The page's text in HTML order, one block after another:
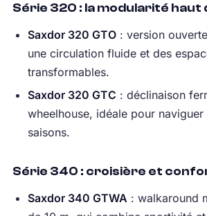
Série 320 : la modularité haut
Saxdor 320 GTO: version
une circulation fluide et des
transformables.
Saxdor 320 GTC : déclinaison
wheelhouse, idéale pour naviguer
saisons.
Série 340 : croisière et
Saxdor 340 GTWA : walkaround